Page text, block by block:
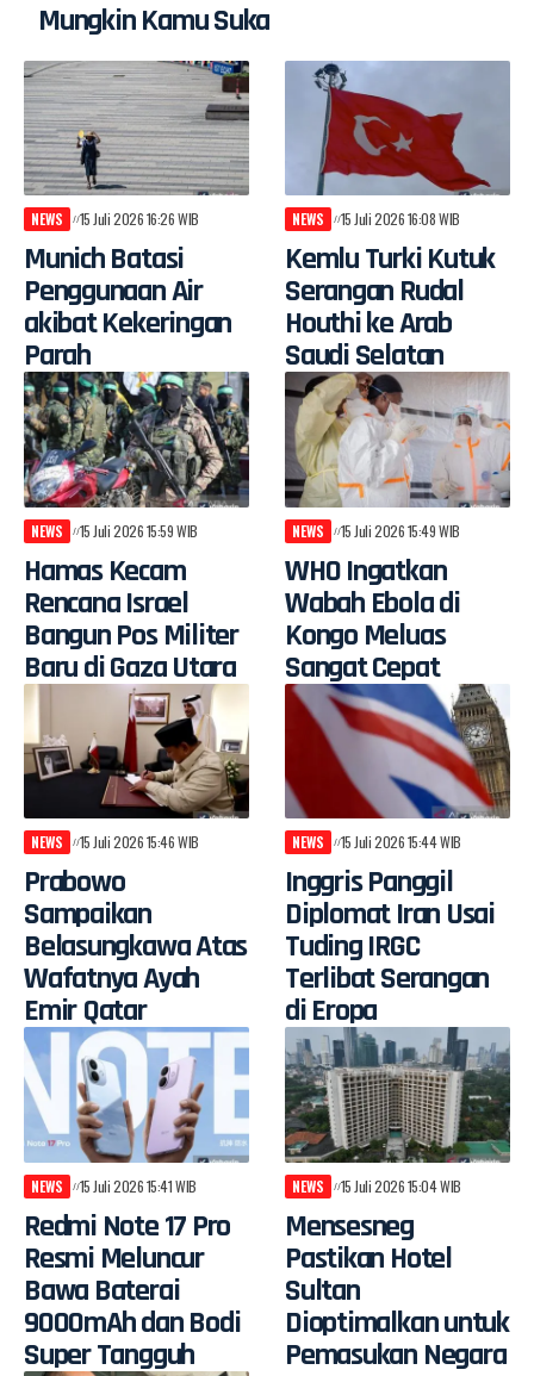
Mungkin Kamu Suka
NEWS 15 Juli 2026 16:26 WIB
Munich Batasi
Penggunaan Air
akibat Kekeringan
Parah
NEWS 15 Juli 2026 16:08 WIB
Kemlu Turki Kutuk
Serangan Rudal
Houthi ke Arab
Saudi Selatan
NEWS 15 Juli 2026 15:59 WIB
Hamas Kecam
Rencana Israel
Bangun Pos Militer
Baru di Gaza Utara
NEWS 15 Juli 2026 15:49 WIB
WHO Ingatkan
Wabah Ebola di
Kongo Meluas
Sangat Cepat
NEWS 15 Juli 2026 15:46 WIB
Prabowo
Sampaikan
Belasungkawa Atas
Wafatnya Ayah
Emir Qatar
NEWS 15 Juli 2026 15:44 WIB
Inggris Panggil
Diplomat Iran Usai
Tuding IRGC
Terlibat Serangan
di Eropa
NEWS 15 Juli 2026 15:41 WIB
Redmi Note 17 Pro
Resmi Meluncur
Bawa Baterai
9000mAh dan Bodi
Super Tangguh
NEWS 15 Juli 2026 15:04 WIB
Mensesneg
Pastikan Hotel
Sultan
Dioptimalkan untuk
Pemasukan Negara